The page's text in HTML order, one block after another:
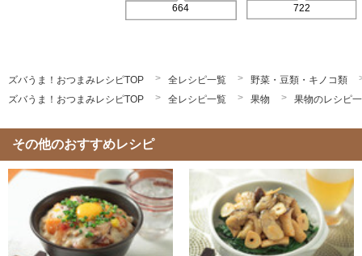
664 722
ズバうま！おつまみレシピTOP 全レシピ一覧
野菜・豆類・キノコ類
ズバうま！おつまみレシピTOP
全レシピ一覧 果物 果物のレシピ
その他のおすすめレシピ